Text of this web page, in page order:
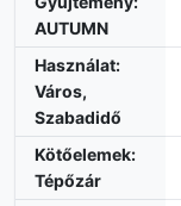
AUTUMN
Használat:
Város,
Szabadidő
Kötőelemek:
Tépőzár